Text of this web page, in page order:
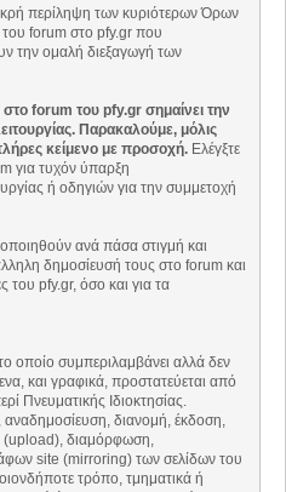
περίληψη των κυριότερων Όρων
forum στο pfy.gr που
την ομαλή διεξαγωγή των
forum του pfy.gr σημαίνει την
Παρακαλούμε, μόλις
κείμενο με προσοχή. Ελέγξτε
για τυχόν ύπαρξη
ή οδηγιών για την συμμετοχή
ανά πάσα στιγμή και
δημοσίευσή τους στο forum και
του pfy.gr, όσο και για τα
οποίο συμπεριλαμβάνει αλλά δεν
και γραφικά, προστατεύεται από
Πνευματικής Ιδιοκτησίας.
διανομή, έκδοση,
(upload), διαμόρφωση,
site (mirroring) των σελίδων του
τρόπο, τμηματικά ή